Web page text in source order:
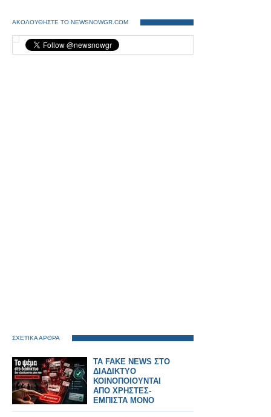
ΑΚΟΛΟΥΘΗΣΤΕ ΤΟ NEWSNOWGR.COM
ΣΧΕΤΙΚΑ ΑΡΘΡΑ
TA FAKE NEWS ΣΤΟ
ΔΙΑΔΙΚΤΥΟ
ΚΟΙΝΟΠΟΙΟΥΝΤΑΙ
ΑΠΟ ΧΡΗΣΤΕΣ-
ΕΜΠΙΣΤΑ ΜΟΝΟ
ΑΞΙΟΠΙΣΤΑ SITE